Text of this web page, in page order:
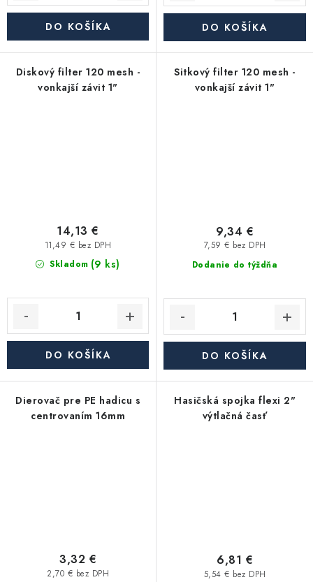
DO KOŠÍKA DO KOŠÍKA
Diskový filter 120 mesh -
vonkajší závit 1"
Skladom (9 ks)
11,49 € bez DPH
14,13 €
DO KOŠÍKA
Sitkový filter 120 mesh -
vonkajší závit 1"
Dodanie do týždňa
7,59 € bez DPH
9,34 €
DO KOŠÍKA
Dierovač pre PE hadicu s
centrovaním 16mm
2,70 € bez DPH
3,32 €
Hasičská spojka flexi 2"
výtlačná časť
5,54 € bez DPH
6,81 €